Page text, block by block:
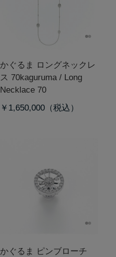
かぐるま ロングネックレ
ス 70kaguruma / Long
Necklace 70
￥1,650,000
かぐるま ピンブローチ